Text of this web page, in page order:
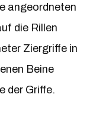
angeordneten
die Rillen
Ziergriffe in
Beine
der Griffe.